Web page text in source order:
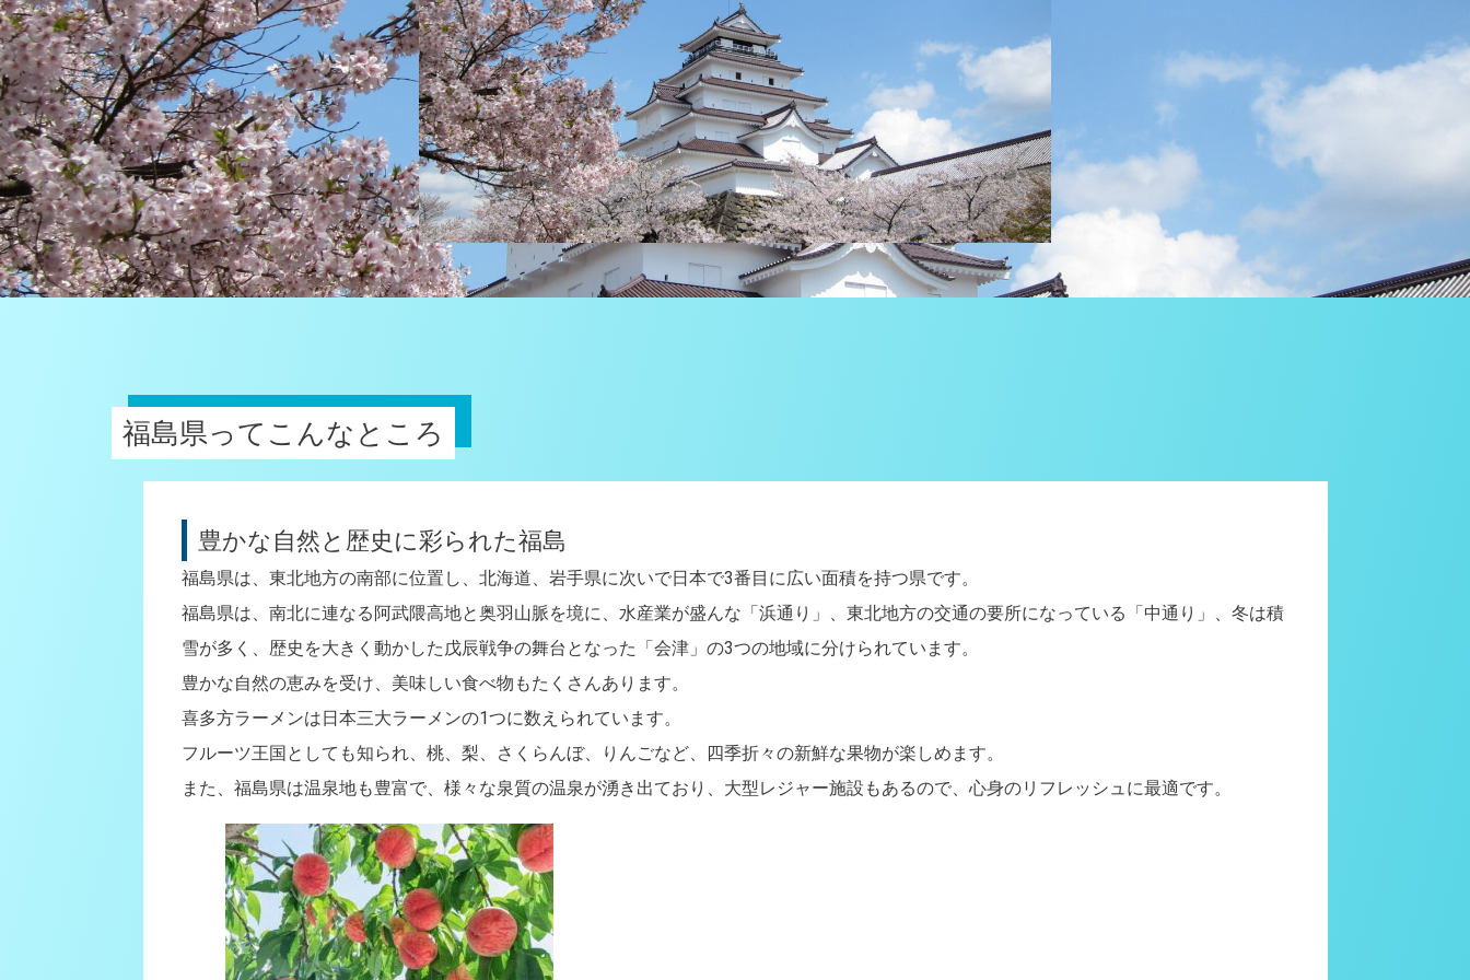
福島県ってこんなところ
豊かな自然と歴史に彩られた福島
福島県は、東北地方の南部に位置し、北海道、岩手県に次いで日本で3番目に広い面積を持つ県です。
福島県は、南北に連なる阿武隈高地と奥羽山脈を境に、水産業が盛んな「浜通り」、東北地方の交通の要所になっている「中通り」、冬は積
雪が多く、歴史を大きく動かした戊辰戦争の舞台となった「会津」の3つの地域に分けられています。
豊かな自然の恵みを受け、美味しい食べ物もたくさんあります。
喜多方ラーメンは日本三大ラーメンの1つに数えられています。
フルーツ王国としても知られ、桃、梨、さくらんぼ、りんごなど、四季折々の新鮮な果物が楽しめます。
また、福島県は温泉地も豊富で、様々な泉質の温泉が湧き出ており、大型レジャー施設もあるので、心身のリフレッシュに最適です。